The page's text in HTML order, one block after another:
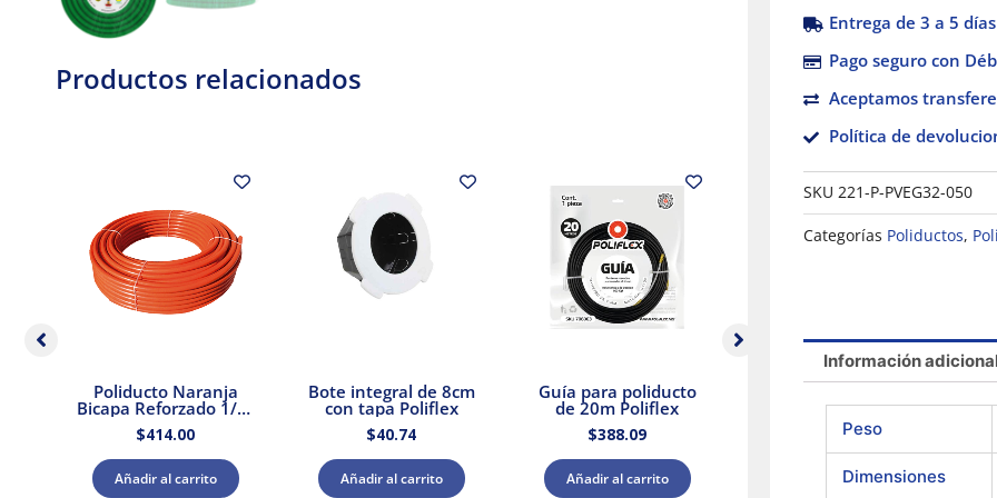
Productos relacionados
Poliducto Naranja
Bicapa Reforzado 1/2″
100 mts.
$414.00
Añadir al carrito
Bote integral de 8cm
con tapa Poliflex
$40.74
Añadir al carrito
Guía para poliducto
de 20m Poliflex
$388.09
Añadir al carrito
de 10m Poliflex
240.62
Añadir al carrito
Entrega de 3 a 5 días
Pago seguro con
Aceptamos
Política de
SKU 221-P-PVEG32-050
Categorías Poliductos,
Información
Peso
Dimensiones